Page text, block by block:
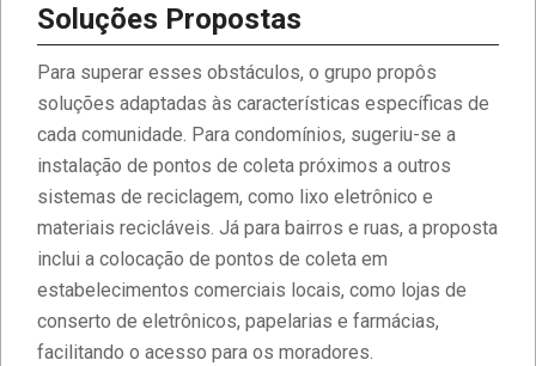
Soluções Propostas
Para superar esses obstáculos, o grupo propôs
soluções adaptadas às características específicas de
cada comunidade. Para condomínios, sugeriu-se a
instalação de pontos de coleta próximos a outros
sistemas de reciclagem, como lixo eletrônico e
materiais recicláveis. Já para bairros e ruas, a proposta
inclui a colocação de pontos de coleta em
estabelecimentos comerciais locais, como lojas de
conserto de eletrônicos, papelarias e farmácias,
facilitando o acesso para os moradores.